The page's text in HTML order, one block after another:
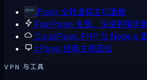
Plesk 全栈虚拟主机面板
FastPanel 免费、快速的服务
CloudPanel PHP 与 Node.js
cPanel经典主机面板
VPN 与工具